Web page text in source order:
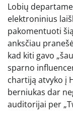
Lobių
elektroninius
pakomentuoti
anksčiau
kad kiti gavo
sparno
chartiją atvyko į
berniukas dar
auditorijai per